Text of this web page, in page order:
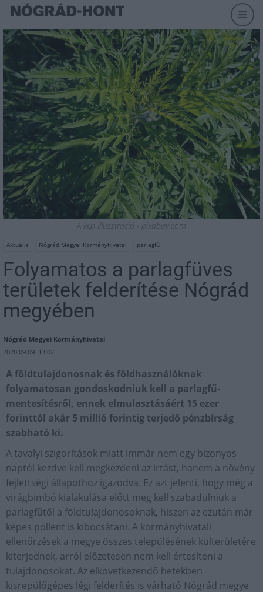
A kép illusztráció - pixabay.com
Aktuális Nógrád Megyei Kormányhivatal parlagfű
Folyamatos a parlagfüves
területek felderítése Nógrád
megyében
Nógrád Megyei Kormányhivatal
2020.09.09. 13:02
A földtulajdonosnak és földhasználóknak
folyamatosan gondoskodniuk kell a parlagfű-
mentesítésről, ennek elmulasztásáért 15 ezer
forinttól akár 5 millió forintig terjedő pénzbírság
szabható ki.
A tavalyi szigorítások miatt immár nem egy bizonyos
naptól kezdve kell megkezdeni az irtást, hanem a növény
fejlettségi állapothoz igazodva. Ez azt jelenti, hogy még a
virágbimbó kialakulása előtt meg kell szabadulniuk a
parlagfűtől a földtulajdonosoknak, hiszen az ezután már
képes pollent is kibocsátani. A kormányhivatali
ellenőrzések a megye összes településének külterületére
kiterjednek, arról előzetesen nem kell értesíteni a
tulajdonosokat. Az elkövetkezendő hetekben
kisrepülőgépes légi felderítés is várható Nógrád megye